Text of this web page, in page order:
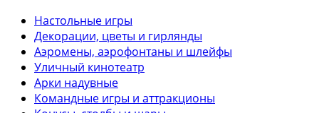
Настольные игры
Декорации, цветы и гирлянды
Аэромены, аэрофонтаны и шлейфы
Уличный кинотеатр
Арки надувные
Командные игры и аттракционы